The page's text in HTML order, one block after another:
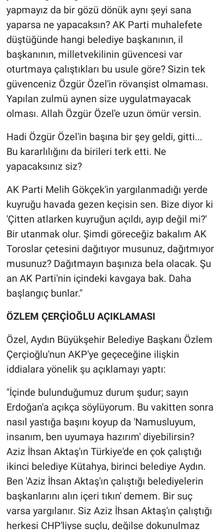
yapmayız da bir gözü dönük aynı şeyi sana
yaparsa ne yapacaksın? AK Parti muhalefete
düştüğünde hangi belediye başkanının, il
başkanının, milletvekilinin güvencesi var
oturtmaya çalıştıkları bu usule göre? Sizin tek
güvenceniz Özgür Özel'in rövanşist olmaması.
Yapılan zulmü aynen size uygulatmayacak
olması. Allah Özgür Özel'e uzun ömür versin.
Hadi Özgür Özel'in başına bir şey geldi, gitti...
Bu kararlılığını da birileri terk etti. Ne
yapacaksınız siz?
AK Parti Melih Gökçek'in yargılanmadığı yerde
kuyruğu havada gezen keçisin sen. Bize diyor ki
'Çitten atlarken kuyruğun açıldı, ayıp değil mi?'
Bir utanmak olur. Şimdi göreceğiz bakalım AK
Toroslar çetesini dağıtıyor musunuz, dağıtmıyor
musunuz? Dağıtmayın başınıza bela olacak. Şu
an AK Parti'nin içindeki kavgaya bak. Daha
başlangıç bunlar."
ÖZLEM ÇERÇİOĞLU AÇIKLAMASI
Özel, Aydın Büyükşehir Belediye Başkanı Özlem
Çerçioğlu'nun AKP'ye geçeceğine ilişkin
iddialara yönelik şu açıklamayı yaptı:
"İçinde bulunduğumuz durum şudur; sayın
Erdoğan'a açıkça söylüyorum. Bu vakitten sonra
nasıl yastığa başını koyup da 'Namusluyum,
insanım, ben uyumaya hazırım' diyebilirsin?
Aziz İhsan Aktaş'ın Türkiye'de en çok çalıştığı
ikinci belediye Kütahya, birinci belediye Aydın.
Ben 'Aziz İhsan Aktaş'ın çalıştığı belediyelerin
başkanlarını alın içeri tıkın' demem. Bir suç
varsa yargılanır. Siz Aziz İhsan Aktaş'ın çalıştığı
herkesi CHP'liyse suçlu, değilse dokunulmaz